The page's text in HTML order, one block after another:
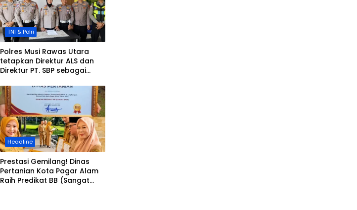
TNI & Polri
Polres Musi Rawas Utara
tetapkan Direktur ALS dan
Direktur PT. SBP sebagai
Headline
Prestasi Gemilang! Dinas
Pertanian Kota Pagar Alam
Raih Predikat BB (Sangat